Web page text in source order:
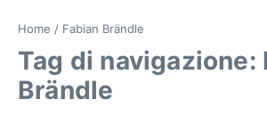
Home / Fabian Brändle
Tag di navigazione:
Brändle